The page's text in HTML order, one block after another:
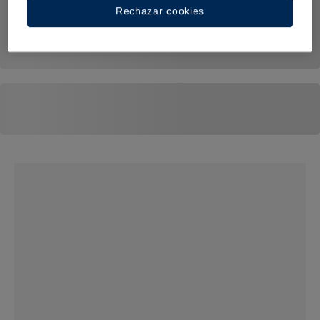
Rechazar cookies